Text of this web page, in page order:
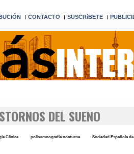
I CONTACTO I SUSCRíBETE I
DEL SUENO
Clínica polisomnografía nocturna Sociedad Española